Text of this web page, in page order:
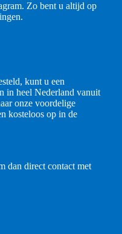
Zo bent u altijd op
kunt u een
in heel Nederland vanuit
onze voordelige
kosteloos op in de
dan direct contact met